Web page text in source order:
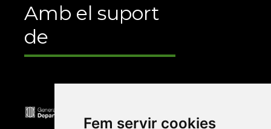
Fem servir cookies
Amb el suport
de